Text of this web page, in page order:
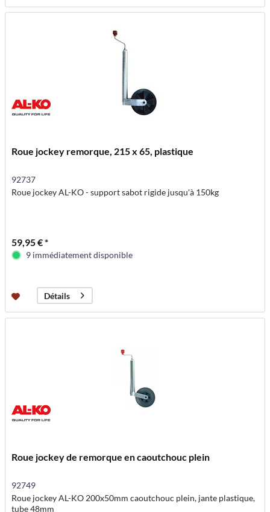
Roue jockey remorque, 215 x 65, plastique
92737
Roue jockey AL-KO - support sabot rigide jusqu'à 150kg
59,95 € *
9 immédiatement disponible
Détails
Roue jockey de remorque en caoutchouc plein
92749
Roue jockey AL-KO 200x50mm caoutchouc plein, jante plastique,
tube 48mm